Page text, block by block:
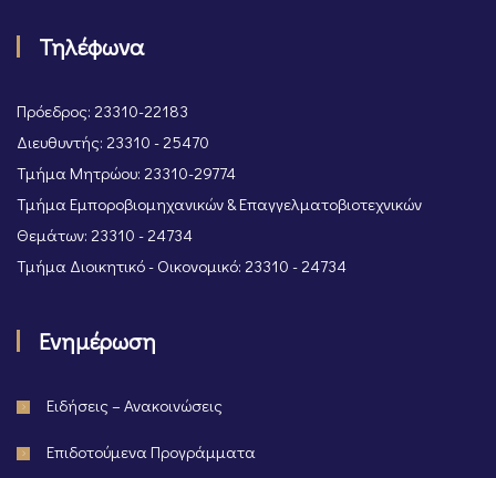
Τηλέφωνα
Πρόεδρος: 23310-22183
Διευθυντής: 23310 - 25470
Τμήμα Μητρώου: 23310-29774
Τμήμα Εμποροβιομηχανικών & Επαγγελματοβιοτεχνικών
Θεμάτων: 23310 - 24734
Τμήμα Διοικητικό - Οικονομικό: 23310 - 24734
Ενημέρωση
Ειδήσεις – Ανακοινώσεις
Επιδοτούμενα Προγράμματα